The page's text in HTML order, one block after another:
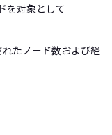
を対象として
たノード数および経